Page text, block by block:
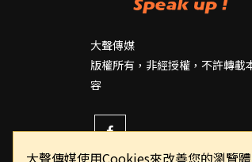
大聲傳媒
版權所有，非經授權，不許轉載
容